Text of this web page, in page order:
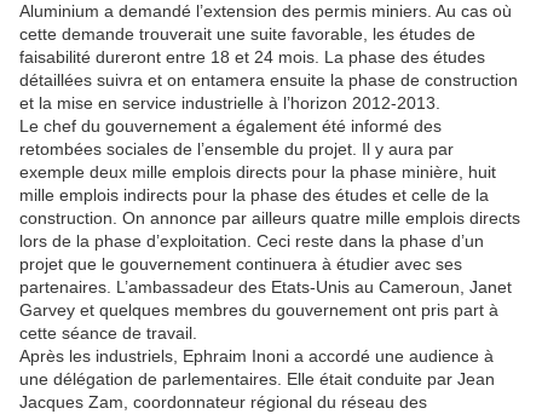
Aluminium a demandé l’extension des permis miniers. Au cas où
cette demande trouverait une suite favorable, les études de
faisabilité dureront entre 18 et 24 mois. La phase des études
détaillées suivra et on entamera ensuite la phase de construction
et la mise en service industrielle à l’horizon 2012-2013.
Le chef du gouvernement a également été informé des
retombées sociales de l’ensemble du projet. Il y aura par
exemple deux mille emplois directs pour la phase minière, huit
mille emplois indirects pour la phase des études et celle de la
construction. On annonce par ailleurs quatre mille emplois directs
lors de la phase d’exploitation. Ceci reste dans la phase d’un
projet que le gouvernement continuera à étudier avec ses
partenaires. L’ambassadeur des Etats-Unis au Cameroun, Janet
Garvey et quelques membres du gouvernement ont pris part à
cette séance de travail.
Après les industriels, Ephraim Inoni a accordé une audience à
une délégation de parlementaires. Elle était conduite par Jean
Jacques Zam, coordonnateur régional du réseau des